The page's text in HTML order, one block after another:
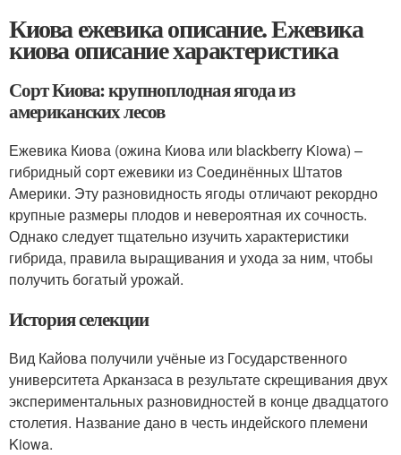
Киова ежевика описание. Ежевика
киова описание характеристика
Сорт Киова: крупноплодная ягода из
американских лесов
Ежевика Киова (ожина Киова или blackberry Kiowa) –
гибридный сорт ежевики из Соединённых Штатов
Америки. Эту разновидность ягоды отличают рекордно
крупные размеры плодов и невероятная их сочность.
Однако следует тщательно изучить характеристики
гибрида, правила выращивания и ухода за ним, чтобы
получить богатый урожай.
История селекции
Вид Кайова получили учёные из Государственного
университета Арканзаса в результате скрещивания двух
экспериментальных разновидностей в конце двадцатого
столетия. Название дано в честь индейского племени
Kiowa.